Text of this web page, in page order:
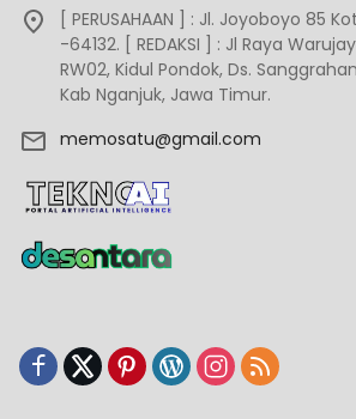
[ PERUSAHAAN ] : Jl. Joyoboyo 85
-64132. [ REDAKSI ] : Jl Raya
RW02, Kidul Pondok, Ds.
Kab Nganjuk, Jawa Timur.
memosatu@gmail.com